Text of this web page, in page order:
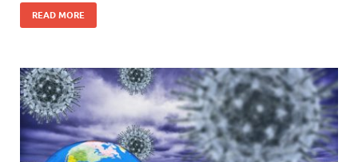
READ MORE